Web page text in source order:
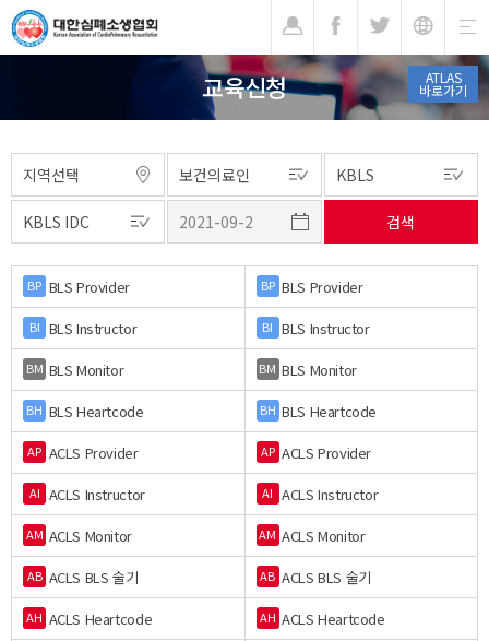
ATLAS
바로가기
교육신청
BP BLS Provider BP BLS Provider
BI BLS Instructor BI BLS Instructor
BM BLS Monitor BM BLS Monitor
BH BLS Heartcode BH BLS Heartcode
AP ACLS Provider AP ACLS Provider
AI ACLS Instructor AI ACLS Instructor
AM ACLS Monitor AM ACLS Monitor
AB ACLS BLS 술기 AB ACLS BLS 술기
AH ACLS Heartcode AH ACLS Heartcode